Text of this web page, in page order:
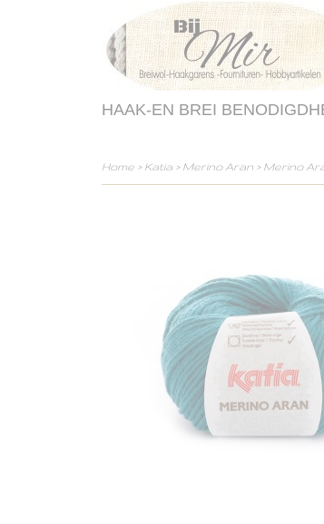
HAAK-EN BREI
Home > Katia > Merino Aran > Merino